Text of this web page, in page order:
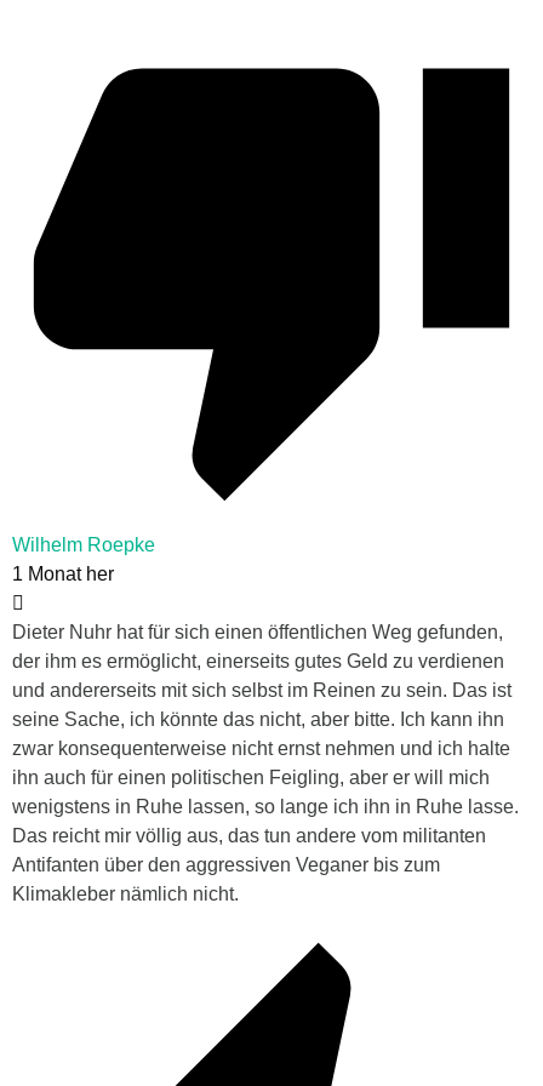
Wilhelm Roepke
1 Monat her
Dieter Nuhr hat für sich einen öffentlichen Weg gefunden,
der ihm es ermöglicht, einerseits gutes Geld zu verdienen
und andererseits mit sich selbst im Reinen zu sein. Das ist
seine Sache, ich könnte das nicht, aber bitte. Ich kann ihn
zwar konsequenterweise nicht ernst nehmen und ich halte
ihn auch für einen politischen Feigling, aber er will mich
wenigstens in Ruhe lassen, so lange ich ihn in Ruhe lasse.
Das reicht mir völlig aus, das tun andere vom militanten
Antifanten über den aggressiven Veganer bis zum
Klimakleber nämlich nicht.